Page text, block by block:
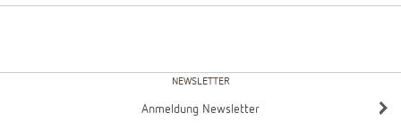
NEWSLETTER
Anmeldung Newsletter